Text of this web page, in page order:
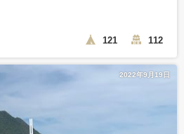
121 112
2022年9月19日